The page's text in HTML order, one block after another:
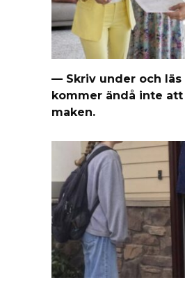
— Skriv under och läs
kommer ändå inte
maken.